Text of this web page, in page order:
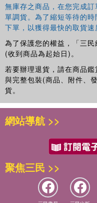
無庫存之商品，在您完成
單調貨。為了縮短等待的
下單，以獲得最快的取貨速
為了保護您的權益，「三民
(收到商品為起始日)。
若要辦理退貨，請在商品
與完整包裝(商品、附件、
貨。
網站導航 >>
聚焦三民 >>